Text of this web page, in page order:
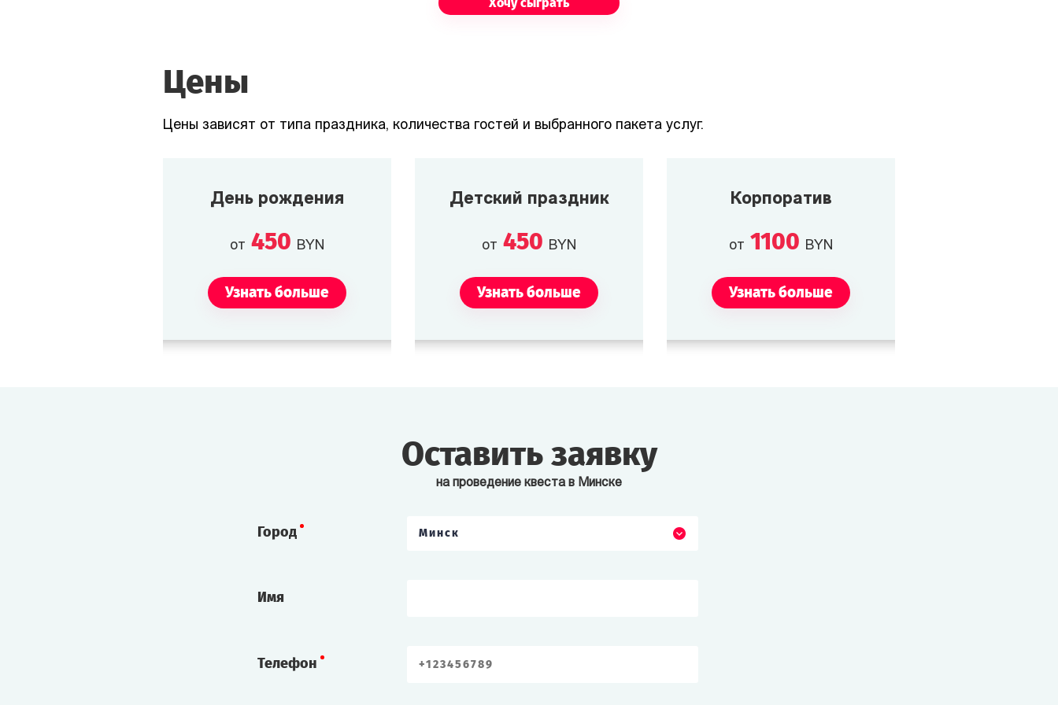
Цены
Цены зависят от типа праздника, количества гостей и выбранного пакета услуг.
День рождения
от 450 BYN
Узнать больше
Детский праздник
от 450 BYN
Узнать больше
Корпоратив
от 1100 BYN
Узнать больше
Оставить заявку
на проведение квеста в Минске
Город Минск
Имя
Телефон